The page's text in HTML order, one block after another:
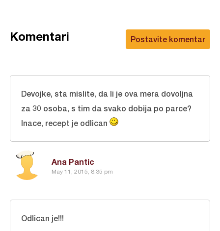
Postavite komentar
Komentari
Ana Pantic
May 11, 2015, 8:35 pm
Devojke, sta mislite, da li je ova mera dovoljna
za 30 osoba, s tim da svako dobija po parce?
Inace, recept je odlican
Odlican je!!!